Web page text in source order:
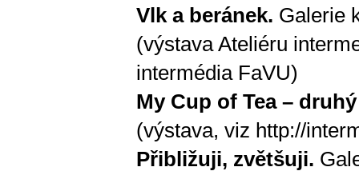
Vlk a beránek. Galerie
(výstava Ateliéru
intermédia FaVU)
My Cup of Tea –
(výstava, viz http://
Přibližuji, zvětšuji.